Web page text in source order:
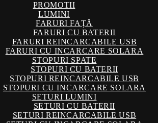
PROMOTII
LUMINI
FARURI FAȚĂ
FARURI CU BATERII
FARURI REINCARCABILE USB
FARURI CU INCARCARE SOLARA
STOPURI SPATE
STOPURI CU BATERII
STOPURI REINCARCABILE USB
STOPURI CU INCARCARE SOLARA
SETURI LUMINI
SETURI CU BATERII
SETURI REINCARCABILE USB